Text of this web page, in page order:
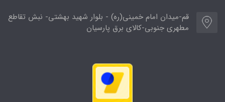
قم-میدان امام خمینی(ره) - بلوار شهید بهشتی- نبش تقاطع
مطهری جنوبی-کالای برق پارسیان